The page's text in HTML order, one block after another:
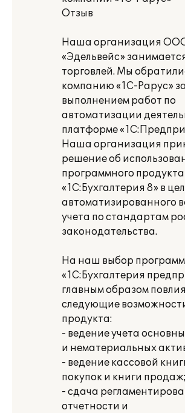
Отзыв
Наша организация
«Эдельвейс»
торговлей. Мы
компанию «1С-Рарус» за
выполнением работ по
автоматизации
платформе
Наша организация
решение об
программного продукта
«1С:Бухгалтерия 8» в
автоматизированного
учета по стандартам
законодательства.
На наш выбор
«1С:Бухгалтерия
главным образом
следующие
продукта:
- ведение учета
и нематериальных
- ведение кассовой
покупок и книги продаж;
- сдача
отчетности и